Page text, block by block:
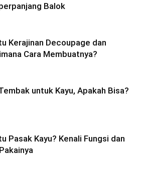
Balok
Kerajinan Decoupage dan
Cara Membuatnya?
untuk Kayu, Apakah Bisa?
Pasak Kayu? Kenali Fungsi dan